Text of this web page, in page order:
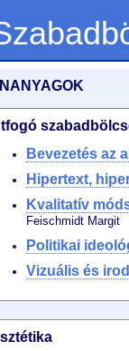
Bevezetés az
Hipertext,
Kvalitatív
Feischmidt Margit
Politikai
Vizuális és